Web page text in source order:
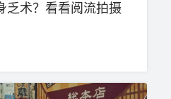
乏术？看看阅流拍摄